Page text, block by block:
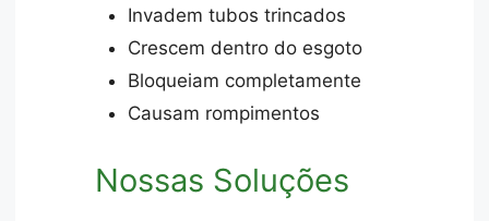
Invadem tubos trincados
Crescem dentro do esgoto
Bloqueiam completamente
Causam rompimentos
Nossas Soluções